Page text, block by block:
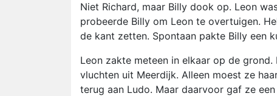
Niet Richard, maar Billy dook op. Leon
probeerde Billy om Leon te overtuigen.
de kant zetten. Spontaan pakte Billy een
Leon zakte meteen in elkaar op de
vluchten uit Meerdijk. Alleen moest ze
terug aan Ludo. Maar daarvoor gaf ze